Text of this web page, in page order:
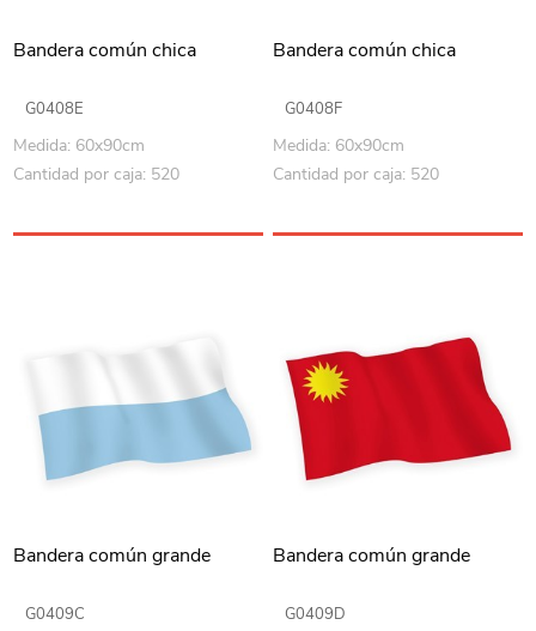
Bandera común chica
G0408E
Medida: 60x90cm
Cantidad por caja: 520
Bandera común chica
G0408F
Medida: 60x90cm
Cantidad por caja: 520
Bandera común grande
G0409C
Bandera común grande
G0409D